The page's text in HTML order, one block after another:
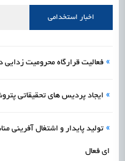
اشتغال و کارآفرینی
اخبار استخدامی
» فعالیت قرارگاه محرومیت زدایی
» ایجاد پردیس‌ های تحقیقاتی
» تولید پایدار و اشتغال‌
ای فعال